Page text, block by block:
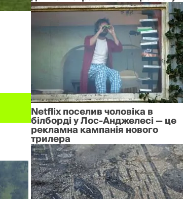
Netflix поселив чоловіка в
білборді у Лос-Анджелесі — це
рекламна кампанія нового
трилера